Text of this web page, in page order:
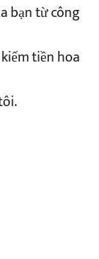
bạn từ công
tiền hoa